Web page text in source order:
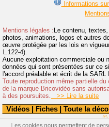
Vidéos | Fiches | Toute la
Informations
Mentions légales : Le contenu,
photos, animations, logos et autres
œuvre protégée par les lois en
L.122-4).
Aucune exploitation commerciale ou
données qui sont présentées sur ce
l'accord préalable et écrit de la SARL
Toute reproduction même partielle
de la marque Bricovidéo sans
à des poursuites. >> Lire la suite
©
Les cookies nous permettent de